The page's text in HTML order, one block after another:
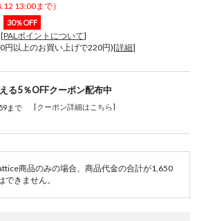
13:00まで）
30％OFF
PALポイントについて]
円以上のお買い上げで220円)[詳細]
る5％OFFクーポン配布中
まで [クーポン詳細はこちら]
商品のみの場合、商品代金の合計が1,650
きません。